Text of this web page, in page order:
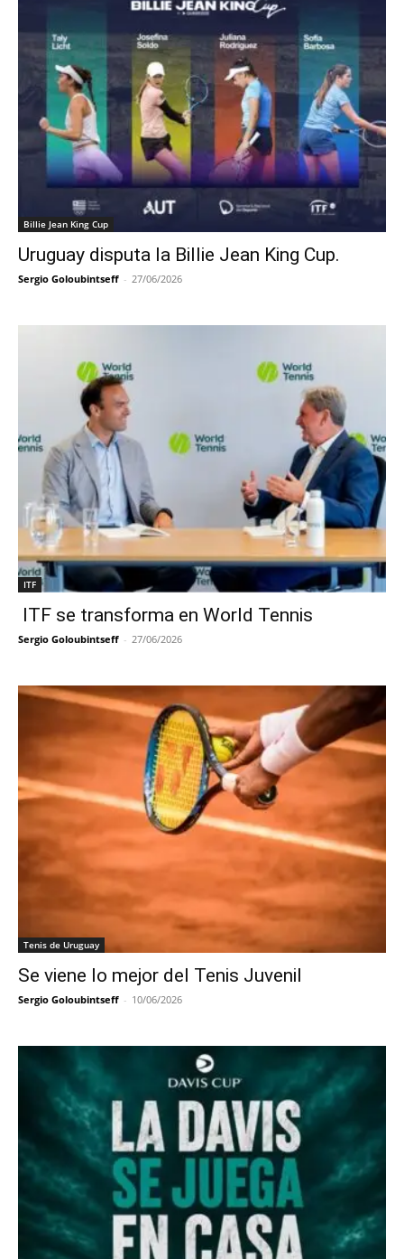
Billie Jean King Cup
Uruguay disputa la Billie Jean King Cup.
Sergio Goloubintseff - 27/06/2026
ITF
ITF se transforma en World Tennis
Sergio Goloubintseff - 27/06/2026
Tenis de Uruguay
Se viene lo mejor del Tenis Juvenil
Sergio Goloubintseff - 10/06/2026